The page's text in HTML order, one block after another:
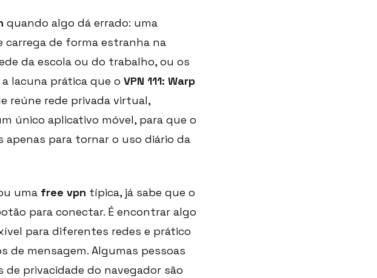
quando algo dá errado: uma
carrega de forma estranha na
da escola ou do trabalho, ou os
a lacuna prática que o VPN 111: Warp
reúne rede privada virtual,
único aplicativo móvel, para que o
para tornar o uso diário da
uma free vpn típica, já sabe que o
para conectar. É encontrar algo
para diferentes redes e prático
de mensagem. Algumas pessoas
de privacidade do navegador são